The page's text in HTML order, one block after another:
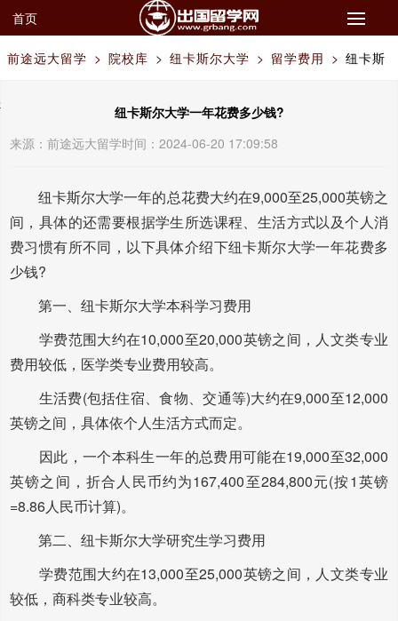
首页
前途远大留学 > 院校库 > 纽卡斯尔大学 > 留学费用 > 纽卡斯
尔大学一年花费多少钱?
纽卡斯尔大学一年花费多少钱?
来源： 前途远大留学时间：2024-06-20 17:09:58
纽卡斯尔大学一年的总花费大约在9,000至25,000英镑之
间，具体的还需要根据学生所选课程、生活方式以及个人消
费习惯有所不同，以下具体介绍下纽卡斯尔大学一年花费多
少钱?
第一、纽卡斯尔大学本科学习费用
学费范围大约在10,000至20,000英镑之间，人文类专业
费用较低，医学类专业费用较高。
生活费(包括住宿、食物、交通等)大约在9,000至12,000
英镑之间，具体依个人生活方式而定。
因此，一个本科生一年的总费用可能在19,000至32,000
英镑之间，折合人民币约为167,400至284,800元(按1英镑
=8.86人民币计算)。
第二、纽卡斯尔大学研究生学习费用
学费范围大约在13,000至25,000英镑之间，人文类专业
较低，商科类专业较高。